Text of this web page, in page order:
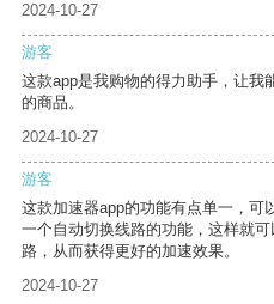
2024-10-27
游客
这款app是我购物的得力助手，让我
的商品。
2024-10-27
游客
这款加速器app的功能有点单一，可
一个自动切换线路的功能，这样就
路，从而获得更好的加速效果。
2024-10-27